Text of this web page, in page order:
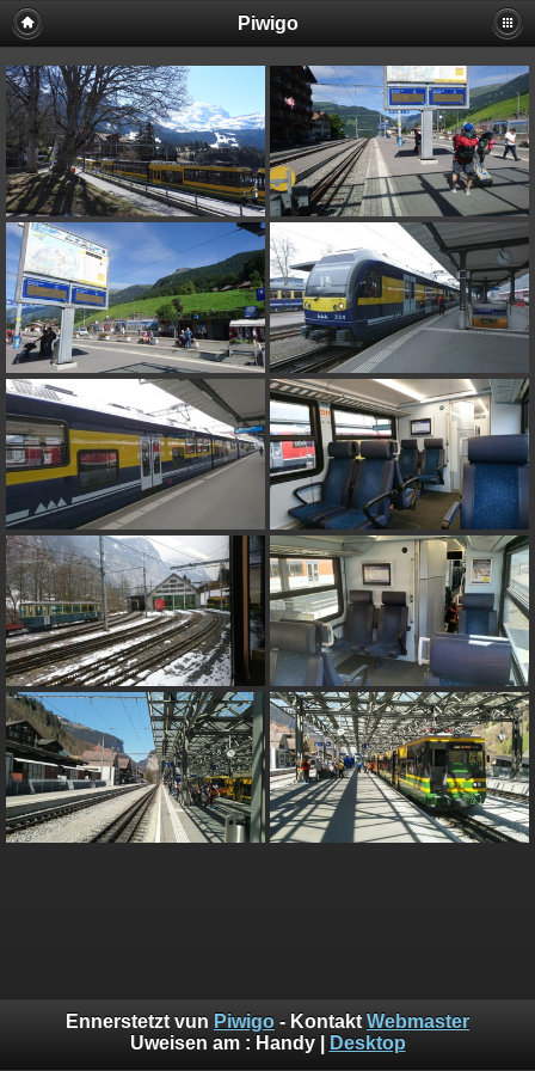
Piwigo
Ennerstetzt vun Piwigo - Kontakt Webmaster
Uweisen am : Handy| Desktop